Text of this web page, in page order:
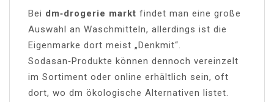
Bei dm‑drogerie markt findet man eine große
Auswahl an Waschmitteln, allerdings ist die
Eigenmarke dort meist „Denkmit“.
Sodasan‑Produkte können dennoch vereinzelt
im Sortiment oder online erhältlich sein, oft
dort, wo dm ökologische Alternativen listet.